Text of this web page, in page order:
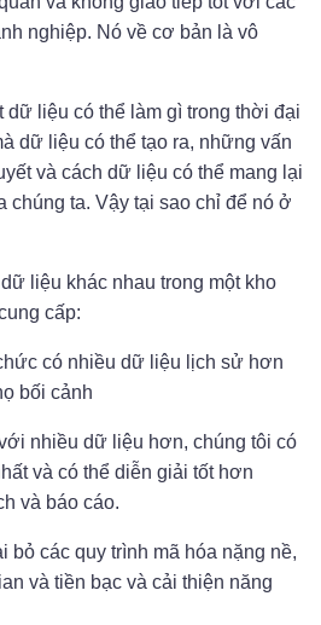
nghiệp. Nó về cơ bản là vô
dữ liệu có thể làm gì trong thời đại
dữ liệu có thể tạo ra, những vấn
và cách dữ liệu có thể mang lại
chúng ta. Vậy tại sao chỉ để nó ở
liệu khác nhau trong một kho
cấp:
có nhiều dữ liệu lịch sử hơn
bối cảnh
nhiều dữ liệu hơn, chúng tôi có
và có thể diễn giải tốt hơn
và báo cáo.
bỏ các quy trình mã hóa nặng nề,
và tiền bạc và cải thiện năng